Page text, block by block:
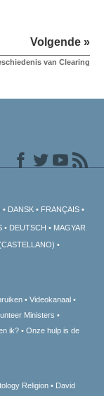
Volgende »
van Clearing
DANSK FRANÇAIS
DEUTSCH
MAGYAR
Videokanaal
Ministers
ik?
Onze hulp is de
Religion David